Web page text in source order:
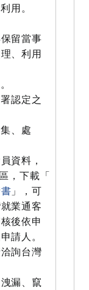
用。
留當事
、利用
認定之
、處
資料，
，下載「
」，可
業通客
後依申
請人。
詢台灣
漏、竄